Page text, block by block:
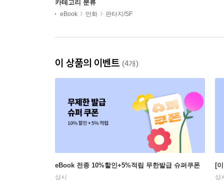
카테고리 분류
eBook 만화 판타지/SF
이 상품의 이벤트 (4개)
eBook 전종 10%할인+5%적립 무한발급 슈퍼쿠폰
상시
[
상